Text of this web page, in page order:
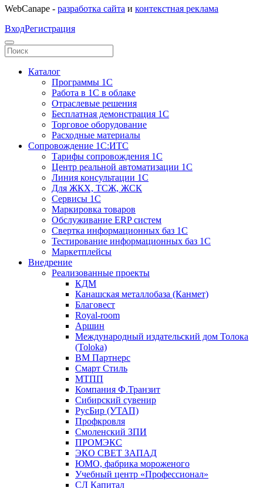
WebCanape - разработка сайта и контекстная реклама
ВходРегистрация
Каталог
Программы 1С
Работа в 1С в облаке
Отраслевые решения
Бесплатная демонстрация 1С
Торговое оборудование
Расходные материалы
Сопровождение 1С:ИТС
Тарифы сопровождения 1С
Центр реальной автоматизации 1С
Линия консультации 1С
Для ЖКХ, ТСЖ, ЖСК
Сервисы 1С
Маркировка товаров
Обслуживание ERP систем
Свертка информационных баз 1С
Тестирование информационных баз 1С
Маркетплейсы
Внедрение
Реализованные проекты
КДМ
Канашская металлобаза (Канмет)
Благовест
Royal-room
Аршин
Международный издательский дом Толока
(Toloka)
ВМ Партнерс
Смарт Стиль
МТПП
Компания Ф.Транзит
Сибирский сувенир
РусБир (УТАП)
Профкровля
Смоленский ЗПИ
ПРОМЭКС
ЭКО СВЕТ ЗАПАД
ЮМО, фабрика мороженого
Учебный центр «Профессионал»
СЛ Капитал